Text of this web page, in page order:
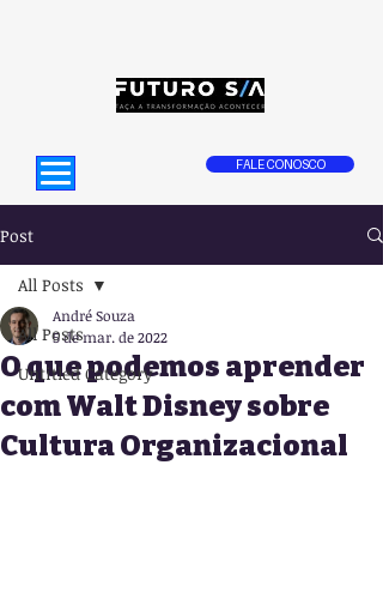
FALE CONOSCO
Post
All Posts
Untitled Category
All Posts
O que podemos aprender
com Walt Disney sobre
Cultura Organizacional
André Souza
5 de mar. de 2022